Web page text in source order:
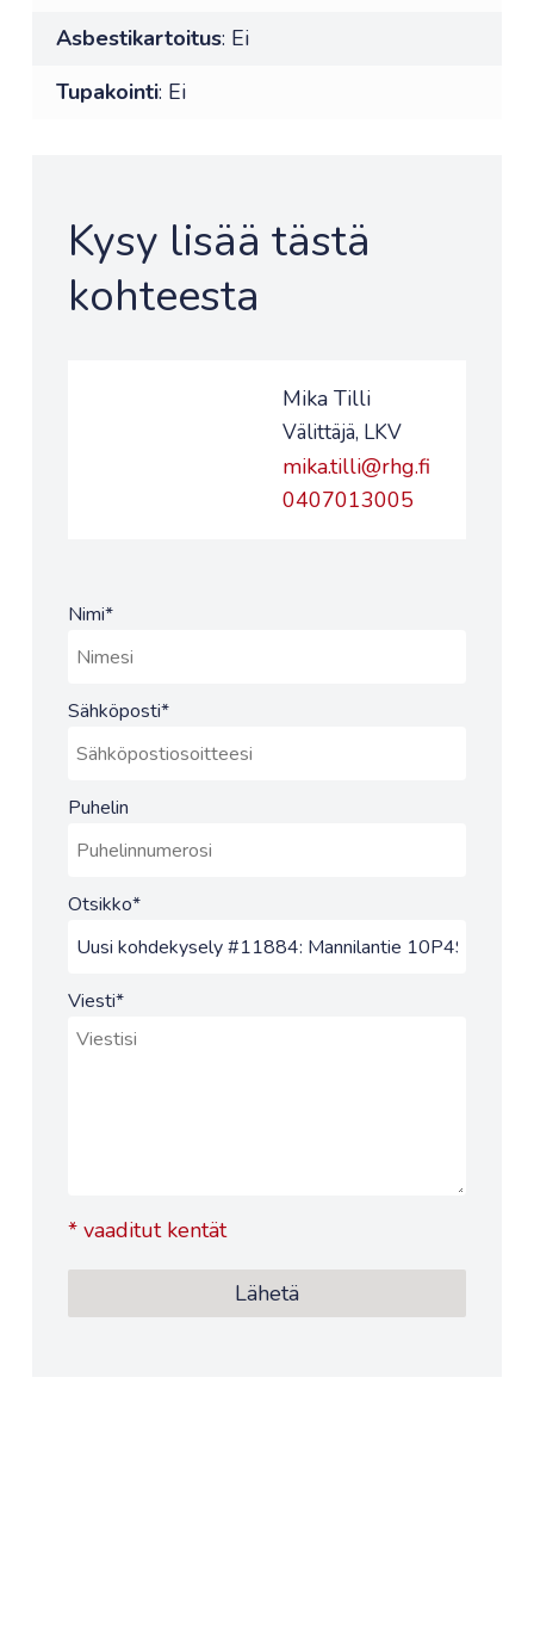
Asbestikartoitus: Ei
Tupakointi: Ei
Kysy lisää tästä
kohteesta
Mika Tilli
Välittäjä, LKV
mika.tilli@rhg.fi
0407013005
Nimi*
Sähköposti*
Puhelin
Otsikko*
Viesti*
*vaaditut kentät